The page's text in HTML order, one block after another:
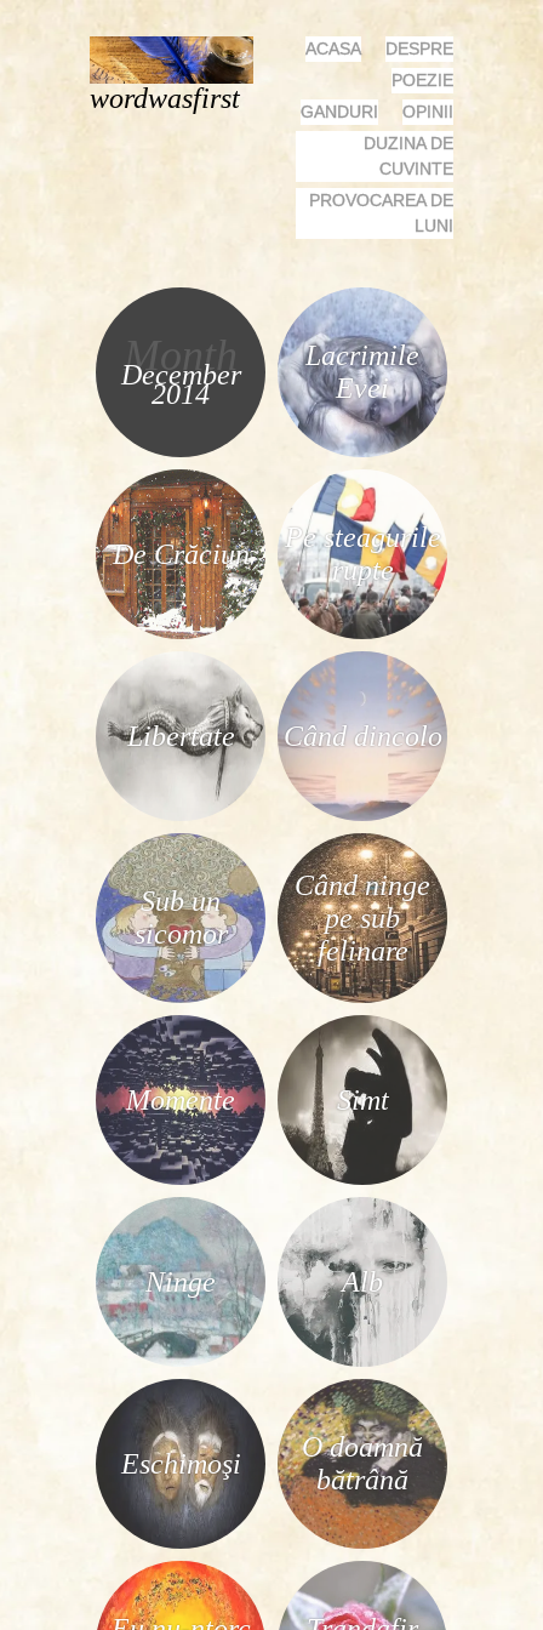
wordwasfirst
MENU
SKIP
CONTENT
ACASA
DESPRE
POEZIE
GANDURI
OPINII
DUZINA DE
CUVINTE
PROVOCAREA DE
LUNI
Month
December
2014
Lacrimile
Evei
De Crăciun
Pe steagurile
rupte
Libertate Când dincolo
Sub un
sicomor
Când ninge
pe sub
felinare
Momente Simt
Ninge Alb
Eschimoşi
O doamnă
bătrână